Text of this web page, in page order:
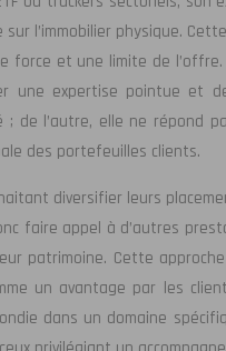
l’immobilier physique.
force et une limite de l’offre.
une expertise pointue et
; de l’autre, elle ne répond
des portefeuilles clients.
diversifier leurs
faire appel à d’autres
patrimoine. Cette
un avantage par les
dans un domaine